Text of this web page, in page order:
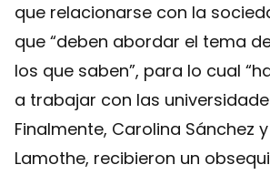
que relacionarse con la
que “deben abordar el tema
los que saben”, para lo cual
a trabajar con las
Finalmente, Carolina Sánchez
Lamothe, recibieron un